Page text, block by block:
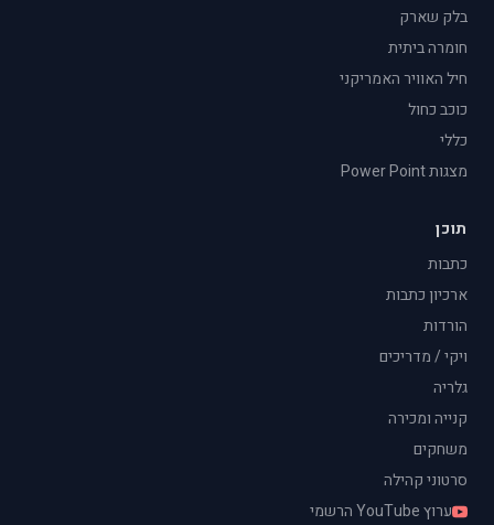
בלק שארק
חומרה ביתית
חיל האוויר האמריקני
כוכב כחול
כללי
מצגות Power Point
תוכן
כתבות
ארכיון כתבות
הורדות
ויקי / מדריכים
גלריה
קנייה ומכירה
משחקים
סרטוני קהילה
ערוץ YouTube הרשמי